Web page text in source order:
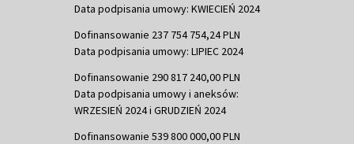
Data podpisania umowy: KWIECIEŃ 2024
Dofinansowanie 237 754 754,24 PLN
Data podpisania umowy: LIPIEC 2024
Dofinansowanie 290 817 240,00 PLN
Data podpisania umowy i aneksów:
WRZESIEŃ 2024 i GRUDZIEŃ 2024
Dofinansowanie 539 800 000,00 PLN